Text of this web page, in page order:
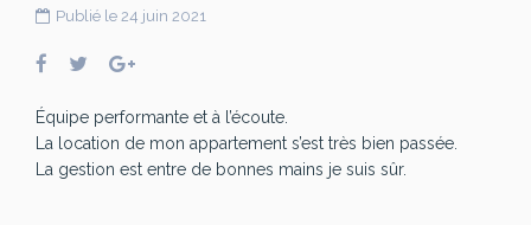
Publié le 24 juin 2021
Équipe performante et à l’écoute.
La location de mon appartement s’est très bien passée.
La gestion est entre de bonnes mains je suis sûr.